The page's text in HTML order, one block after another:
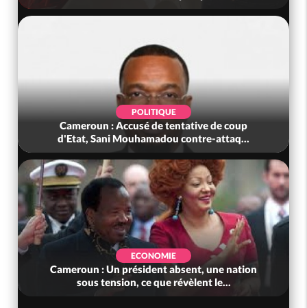
POLITIQUE
Cameroun : Accusé de tentative de coup
d'Etat, Sani Mouhamadou contre-attaq...
ECONOMIE
Cameroun : Un président absent, une nation
sous tension, ce que révèlent le...